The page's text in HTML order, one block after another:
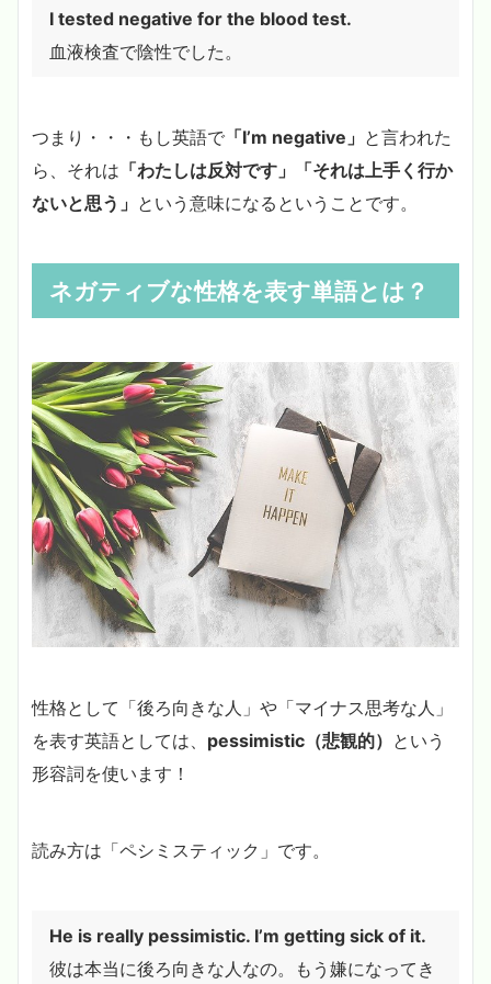
I tested negative for the blood test.
血液検査で陰性でした。
つまり・・・もし英語で 「I’m negative」 と言われた
ら、それは 「わたしは反対です」「それは上手く行か
ないと思う」 という意味になるということです。
ネガティブな性格を表す単語とは？
性格として「後ろ向きな人」や「マイナス思考な人」
を表す英語としては、 pessimistic（悲観的） という
形容詞を使います！
読み方は「ペシミスティック」です。
He is really pessimistic. I’m getting sick of it.
彼は本当に後ろ向きな人なの。もう嫌になってき